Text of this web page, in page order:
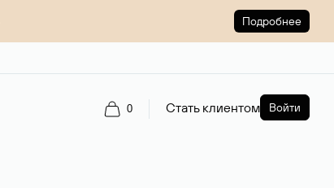
Подробнее
0 Стать клиентом Войти